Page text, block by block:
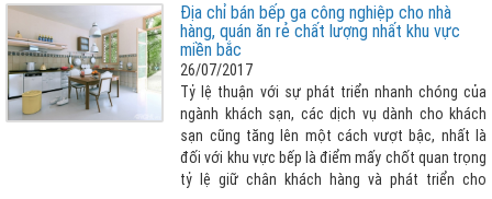
tư thiết kế khu bếp của mình.
Địa chỉ bán bếp ga công nghiệp cho nhà
hàng, quán ăn rẻ chất lượng nhất khu vực
miền bắc
26/07/2017
Tỷ lệ thuận với sự phát triển nhanh chóng của
ngành khách sạn, các dịch vụ dành cho khách
sạn cũng tăng lên một cách vượt bậc, nhất là
đối với khu vực bếp là điểm mấy chốt quan trọng
tỷ lệ giữ chân khách hàng và phát triển cho